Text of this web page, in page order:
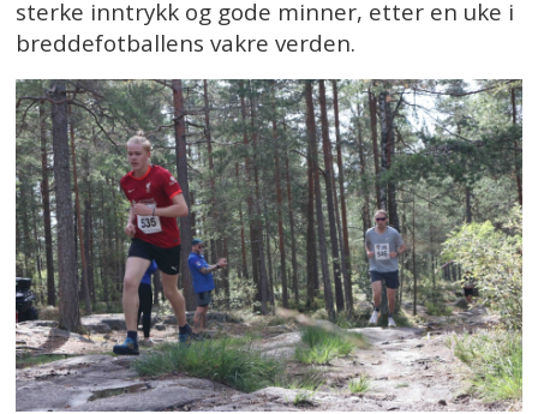
sterke inntrykk og gode minner, etter en uke i
breddefotballens vakre verden.